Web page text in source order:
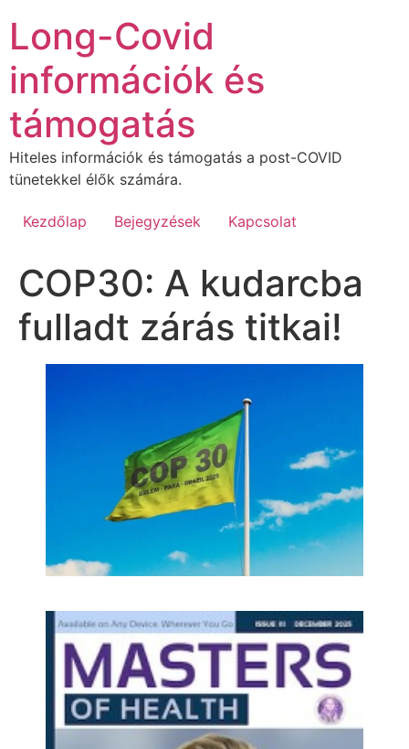
tartalomhoz
Long-Covid
információk és
támogatás
Hiteles információk és támogatás a post-COVID
tünetekkel élők számára.
Kezdőlap Bejegyzések Kapcsolat
COP30: A kudarcba
fulladt zárás titkai!